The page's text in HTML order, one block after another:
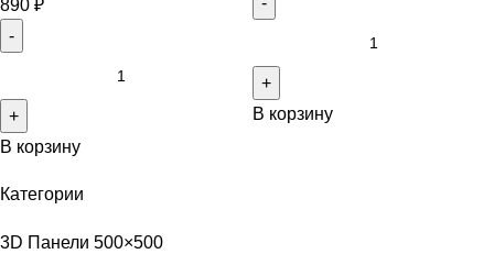
Категории
3D Панели 500×500
890 ₽
В корзину
В корзину